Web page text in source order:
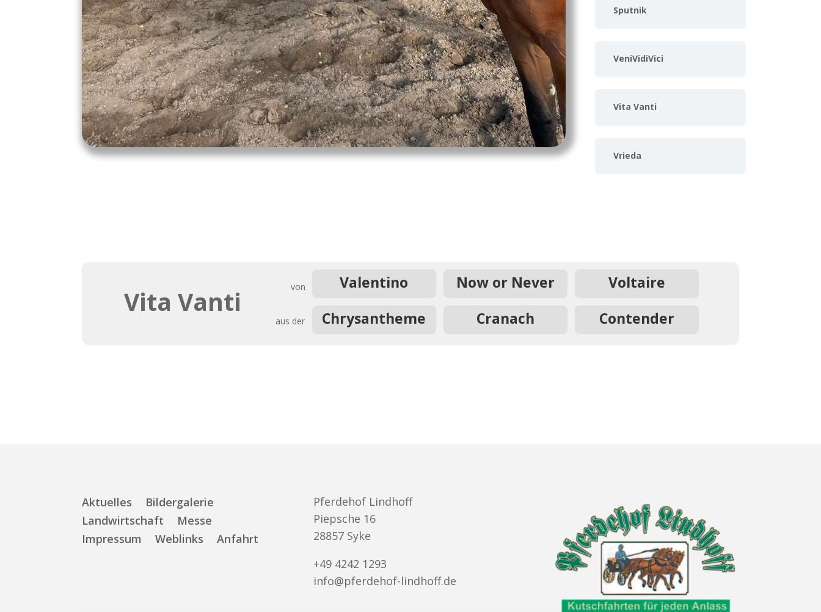
Sputnik
VeniVidiVici
Vita Vanti
Vrieda
Vita Vanti von
aus der
Valentino
Chrysantheme
Now or Never
Cranach
Voltaire
Contender
Aktuelles
Bildergalerie
Landwirtschaft
Messe
Impressum
Weblinks Anfahrt
Pferdehof Lindhoff
Piepsche 16
28857 Syke
+49 4242 1293
info@pferdehof-lindhoff.de